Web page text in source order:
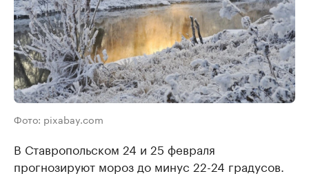
Фото: pixabay.com
В Ставропольском 24 и 25 февраля
прогнозируют мороз до минус 22-24 градусов.